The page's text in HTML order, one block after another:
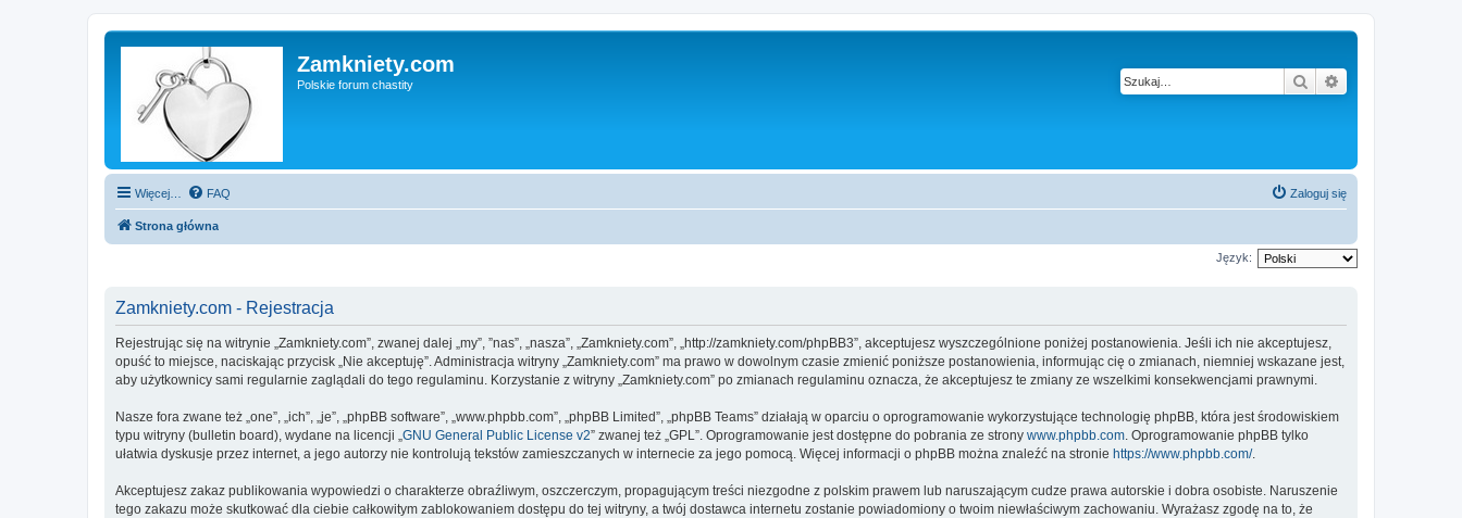
Zamkniety.com
Polskie forum chastity Szukaj
Więcej… FAQ Zaloguj się
Strona główna
Język:
Zamkniety.com - Rejestracja
Rejestrując się na witrynie „Zamkniety.com”, zwanej dalej „my”, ”nas”, „nasza”, „Zamkniety.com”, „http://zamkniety.com/phpBB3”, akceptujesz wyszczególnione poniżej postanowienia. Jeśli ich nie akceptujesz,
opuść to miejsce, naciskając przycisk „Nie akceptuję”. Administracja witryny „Zamkniety.com” ma prawo w dowolnym czasie zmienić poniższe postanowienia, informując cię o zmianach, niemniej wskazane jest,
aby użytkownicy sami regularnie zaglądali do tego regulaminu. Korzystanie z witryny „Zamkniety.com” po zmianach regulaminu oznacza, że akceptujesz te zmiany ze wszelkimi konsekwencjami prawnymi.
Nasze fora zwane też „one”, „ich”, „je”, „phpBB software”, „www.phpbb.com”, „phpBB Limited”, „phpBB Teams” działają w oparciu o oprogramowanie wykorzystujące technologię phpBB, która jest środowiskiem
typu witryny (bulletin board), wydane na licencji „ GNU General Public License v2” zwanej też „GPL”. Oprogramowanie jest dostępne do pobrania ze strony www.phpbb.com . Oprogramowanie phpBB tylko
ułatwia dyskusje przez internet, a jego autorzy nie kontrolują tekstów zamieszczanych w internecie za jego pomocą. Więcej informacji o phpBB można znaleźć na stronie https://www.phpbb.com/.
Akceptujesz zakaz publikowania wypowiedzi o charakterze obraźliwym, oszczerczym, propagującym treści niezgodne z polskim prawem lub naruszającym cudze prawa autorskie i dobra osobiste. Naruszenie
tego zakazu może skutkować dla ciebie całkowitym zablokowaniem dostępu do tej witryny, a twój dostawca internetu zostanie powiadomiony o twoim niewłaściwym zachowaniu. Wyrażasz zgodę na to, że